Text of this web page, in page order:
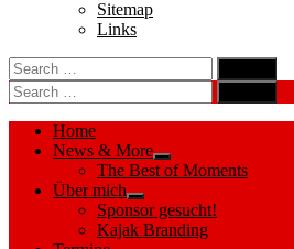
Sitemap
Links
Search
for:
Search
Search
for:
Search
Home
News & More
Show
sub
The Best of Moments
Über mich
Show
sub
menu
Sponsor gesucht!
Kajak Branding